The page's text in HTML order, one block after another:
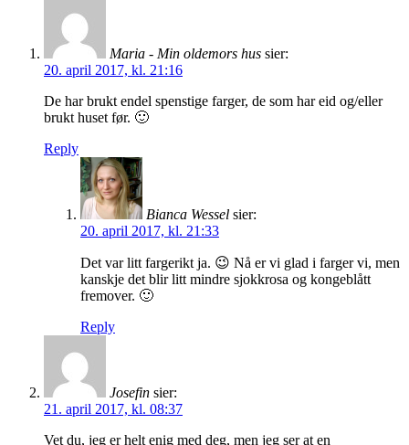
Maria - Min oldemors hus sier:
20. april 2017, kl. 21:16
De har brukt endel spenstige farger, de som har eid og/eller
brukt huset før. 🙂
Reply
Bianca Wessel sier:
20. april 2017, kl. 21:33
Det var litt fargerikt ja. 😉 Nå er vi glad i farger vi, men
kanskje det blir litt mindre sjokkrosa og kongeblått
fremover. 🙂
Reply
Josefin sier:
21. april 2017, kl. 08:37
Vet du, jeg er helt enig med deg, men jeg ser at en